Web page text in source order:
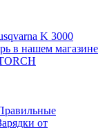
K 3000
в нашем магазине
от